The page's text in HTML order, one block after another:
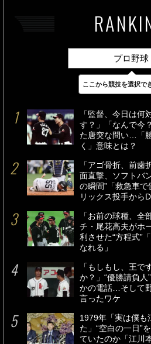
プロ野球
最新 24時間
「監督、今日は何
す？」「なんで今
た唐突な問い…「
く」意味とは？
「アゴ骨折、前
面直撃、ソフトバ
の瞬間”「救急車
リックス投手から
「お前の球種、全
チ・尾花高夫がホ
利させた“方程式”
なれる」
「もしもし、王で
か？」“優勝請負人
かの電話…そして
言ったワケ
1979年「実は僕も
た」“空白の一日”
ていたのか「江川
ここから競技を選択で